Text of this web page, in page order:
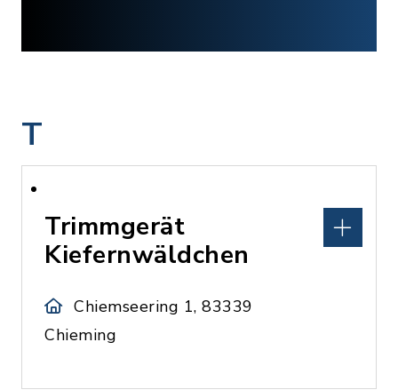
T
Trimmgerät
Kiefernwäldchen
Chiemseering 1, 83339
Chieming